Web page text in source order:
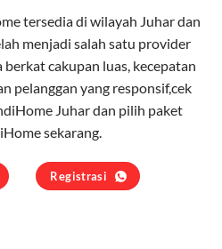
tersedia di wilayah Juhar dan
menjadi salah satu provider
cakupan luas, kecepatan
pelanggan yang responsif,cek
Juhar dan pilih paket
sekarang.
Registrasi